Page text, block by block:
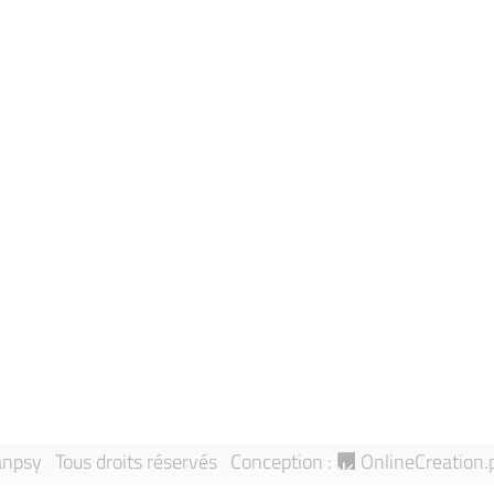
Tous droits réservés Conception :